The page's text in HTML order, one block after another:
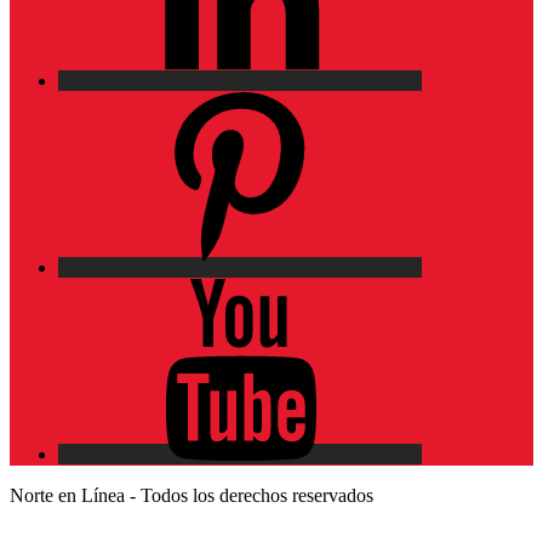
Norte en Línea - Todos los derechos reservados